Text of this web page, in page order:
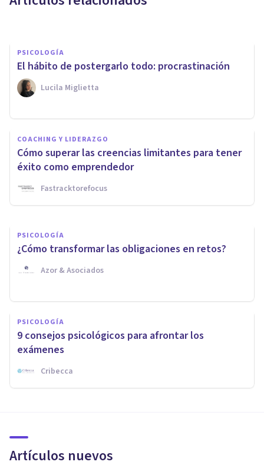
PSICOLOGÍA
El hábito de postergarlo todo: procrastinación
Lucila Miglietta
COACHING Y LIDERAZGO
Cómo superar las creencias limitantes para tener
éxito como emprendedor
Fastracktorefocus
Pensamiento estratégico: qué
es, características y cómo
potenciarlo
Nahum Montagud Rubio
PSICOLOGÍA
¿Cómo transformar las obligaciones en retos?
Azor & Asociados
PSICOLOGÍA
9 consejos psicológicos para afrontar los
exámenes
Cribecca
Artículos nuevos